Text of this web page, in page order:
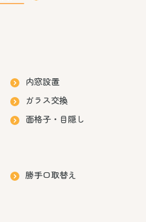
内窓設置
ガラス交換
面格子・目隠し
勝手口取替え